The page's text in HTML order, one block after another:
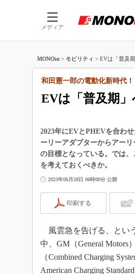
メディア
MONOist > モビリティ > EVは「普及
EVは「普及期
和田憲一郎の電動化新時代！
2023年にEVとPHEVを合わ
ーリーアダプターからアー
の目標となっている。では
を考えておくべきか。
2023年06月28日 06時00分 公開
印刷する
風雲急を告げる、とい
中、GM（General
（Combined Charging
American Charging